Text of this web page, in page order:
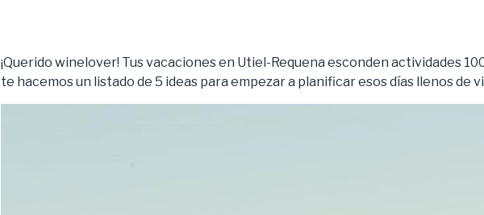
¡Querido winelover! Tus vacaciones en Utiel-Requena esconden actividades
te hacemos un listado de 5 ideas para empezar a planificar esos días llenos de